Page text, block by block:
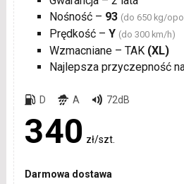
Nośność – 93 (do 650 kg/
Prędkość – Y (do 300 km/h)
Wzmacniane – TAK (XL)
Najlepsza przyczepność
D A 72dB
340 zł/szt.
Darmowa dostawa